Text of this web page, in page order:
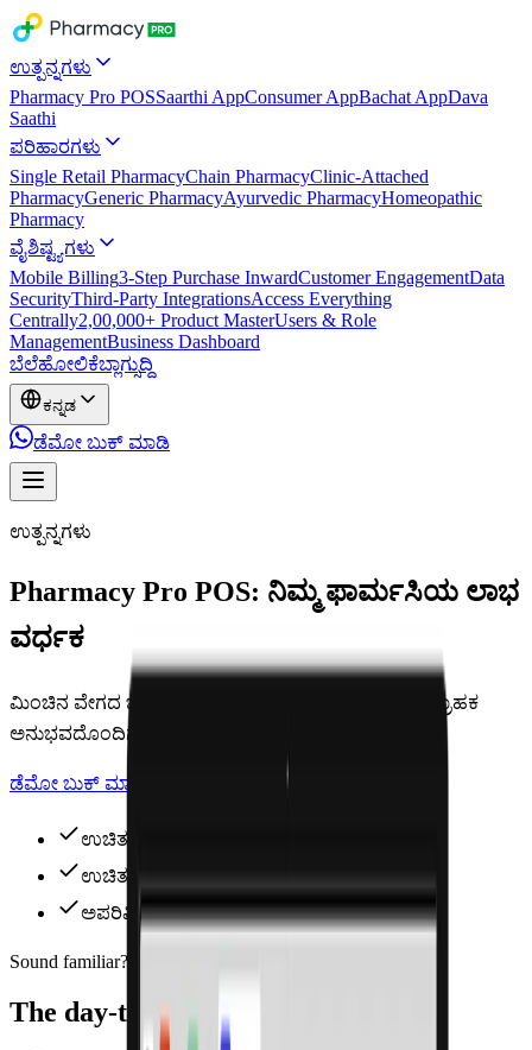
ಉತ್ಪನ್ನಗಳು
Pharmacy Pro POSSaarthi AppConsumer AppBachat AppDava
Saathi
ಪರಿಹಾರಗಳು
Single Retail PharmacyChain PharmacyClinic-Attached
PharmacyGeneric PharmacyAyurvedic PharmacyHomeopathic
Pharmacy
ವೈಶಿಷ್ಟ್ಯಗಳು
Mobile Billing3-Step Purchase InwardCustomer EngagementData
SecurityThird-Party IntegrationsAccess Everything
Centrally2,00,000+ Product MasterUsers & Role
ManagementBusiness Dashboard
ಬೆಲೆಹೋಲಿಕೆಬ್ಲಾಗ್ಸುದ್ದಿ
ಕನ್ನಡ
ಡೆಮೋ ಬುಕ್ ಮಾಡಿ
ಉತ್ಪನ್ನಗಳು
Pharmacy Pro POS: ನಿಮ್ಮ ಫಾರ್ಮಸಿಯ ಲಾಭ
ವರ್ಧಕ
ಮಿಂಚಿನ ವೇಗದ ಬಿಲ್ಲಿಂಗ್, ಸ್ಮಾರ್ಟ್ ಇನ್ವೆಂಟರಿ ಮತ್ತು ತಡೆರಹಿತ ಗ್ರಾಹಕ
ಅನುಭವದೊಂದಿಗೆ ನಿಮ್ಮ ಫಾರ್ಮಸಿಯನ್ನು ಪರಿವರ್ತಿಸಿ.
ಡೆಮೋ ಬುಕ್ ಮಾಡಿ ಉಚಿತವಾಗಿ ಪ್ರಯತ್ನಿಸಿ
ಉಚಿತ 7-day ಟ್ರಯಲ್
ಉಚಿತ ಡೇಟಾ ವರ್ಗಾವಣೆ
ಅಪರಿಮಿತ ಬೆಂಬಲ
Sound familiar?
The day-to-day reality